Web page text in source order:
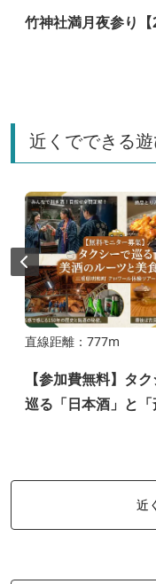
竹神社満月夜参り【
近くでできる
直線距離：777m
【参加費無料】タ
巡る「日本酒」と「
催）
近